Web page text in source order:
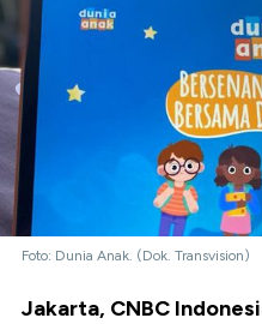
Foto: Dunia Anak. (Dok. Transvision)
Jakarta, CNBC